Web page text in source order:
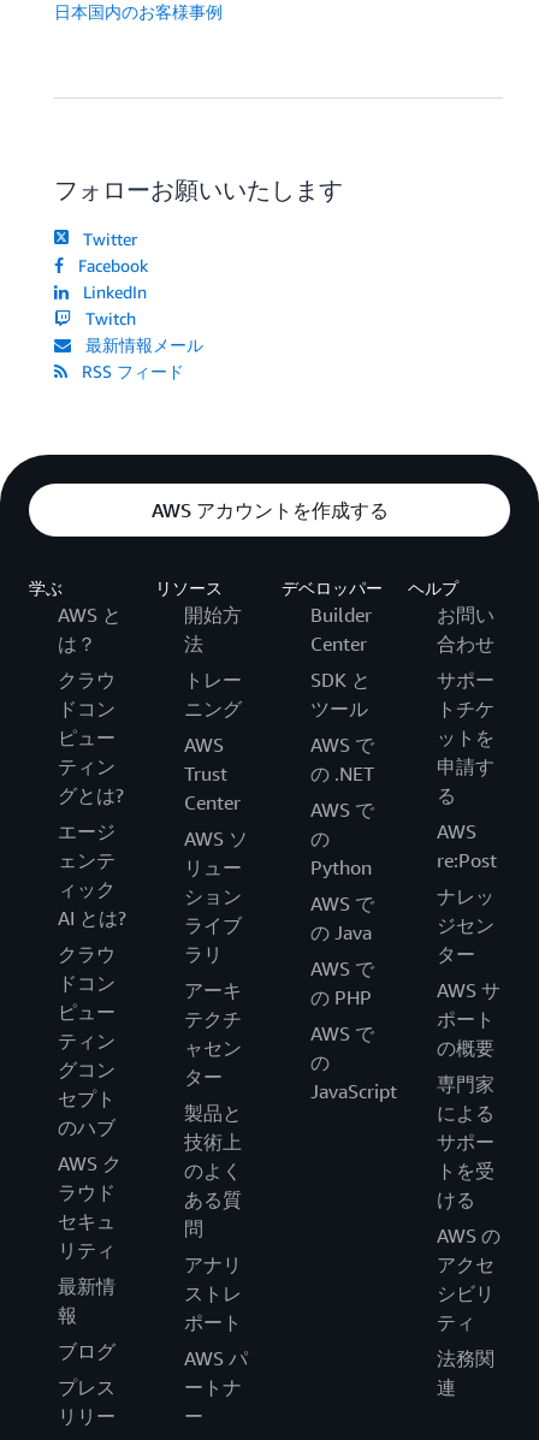
日本国内のお客様事例
フォローお願いいたします
Twitter
Facebook
LinkedIn
Twitch
最新情報メール
RSS フィード
AWS アカウントを作成する
学ぶ
AWS と
は？
クラウ
ドコン
ピュー
ティン
グとは?
エージ
ェンテ
ィック
AI とは?
クラウ
ドコン
ピュー
ティン
グコン
セプト
のハブ
AWS ク
ラウド
セキュ
リティ
最新情
報
ブログ
プレス
リリー
リソース
開始方
法
トレー
ニング
AWS
Trust
Center
AWS ソ
リュー
ション
ライブ
ラリ
アーキ
テクチ
ャセン
ター
製品と
技術上
のよく
ある質
問
アナリ
ストレ
ポート
AWS パ
ートナ
ー
デベロッパー
Builder
Center
SDK と
ツール
AWS で
の .NET
AWS で
の
Python
AWS で
の Java
AWS で
の PHP
AWS で
の
JavaScript
ヘルプ
お問い
合わせ
サポー
トチケ
ットを
申請す
る
AWS
re:Post
ナレッ
ジセン
ター
AWS サ
ポート
の概要
専門家
による
サポー
トを受
ける
AWS の
アクセ
シビリ
ティ
法務関
連